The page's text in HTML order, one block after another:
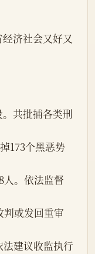
共批捕各类刑
173个黑恶势
人。依法监督
判或发回重审
建议收监执行